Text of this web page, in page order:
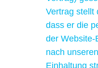
Vertrag stellt
dass er die
der Website-
nach
Einhaltung